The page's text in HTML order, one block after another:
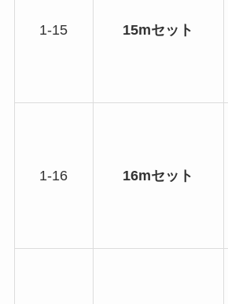
1-15 15mセット
1-16 16mセット